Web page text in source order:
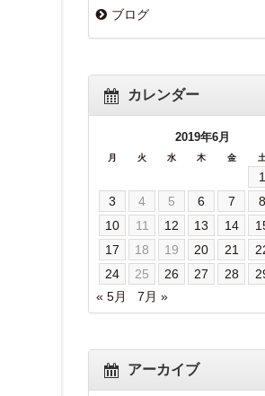
ブログ
カレンダー
2019年6月
月 火 水 木 金 土
1
3
4 5 6 7 8
10
11 12 13 14
17
18 19 20 21
24
25 26 27 28
« 5月
7月 »
アーカイブ